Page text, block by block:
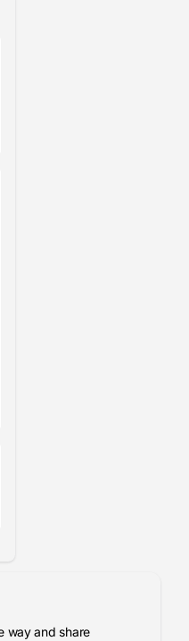
way and share